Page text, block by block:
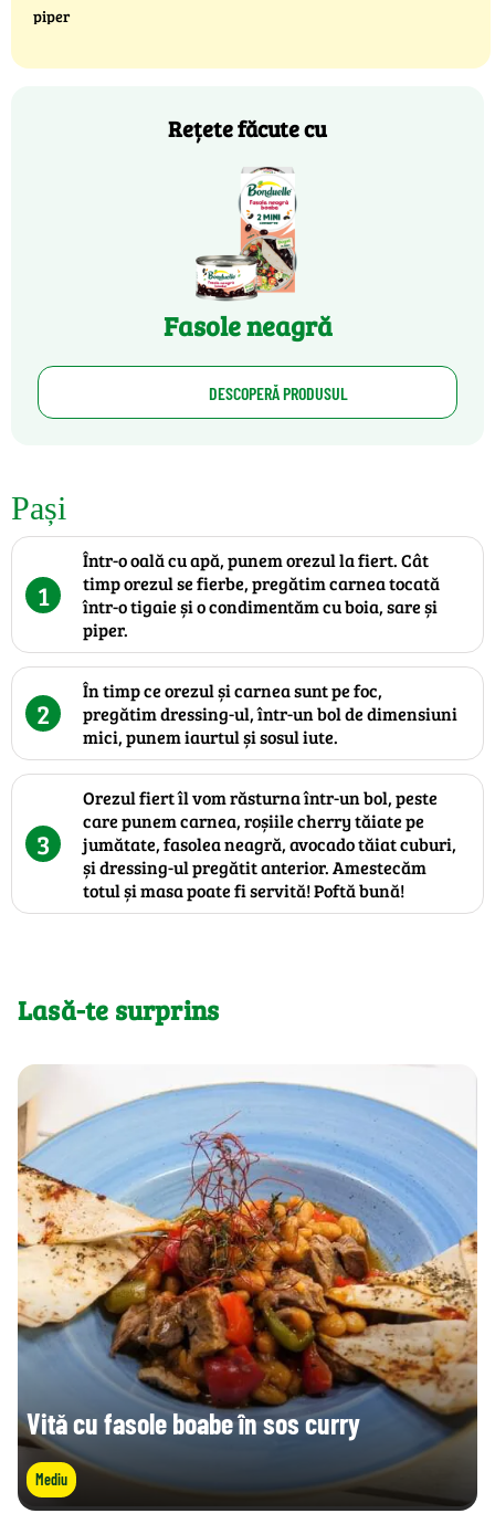
piper
Rețete făcute cu
Fasole neagră
DESCOPERĂ PRODUSUL
Pași
1
Într-o oală cu apă, punem orezul la fiert. Cât
timp orezul se fierbe, pregătim carnea tocată
într-o tigaie și o condimentăm cu boia, sare și
piper.
2
În timp ce orezul și carnea sunt pe foc,
pregătim dressing-ul, într-un bol de dimensiuni
mici, punem iaurtul și sosul iute.
3
Orezul fiert îl vom răsturna într-un bol, peste
care punem carnea, roșiile cherry tăiate pe
jumătate, fasolea neagră, avocado tăiat cuburi,
și dressing-ul pregătit anterior. Amestecăm
totul și masa poate fi servită! Poftă bună!
Lasă-te surprins
Vită cu fasole boabe în sos curry
Mediu